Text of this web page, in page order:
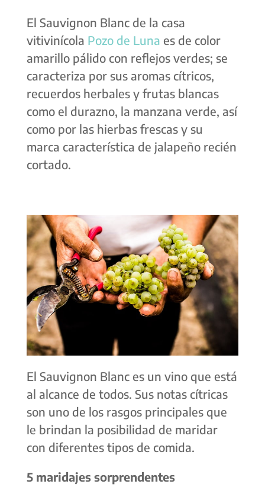
El Sauvignon Blanc de la casa
vitivinícola Pozo de Luna es de color
amarillo pálido con reflejos verdes; se
caracteriza por sus aromas cítricos,
recuerdos herbales y frutas blancas
como el durazno, la manzana verde, así
como por las hierbas frescas y su
marca característica de jalapeño recién
cortado.
El Sauvignon Blanc es un vino que está
al alcance de todos. Sus notas cítricas
son uno de los rasgos principales que
le brindan la posibilidad de maridar
con diferentes tipos de comida.
5 maridajes sorprendentes